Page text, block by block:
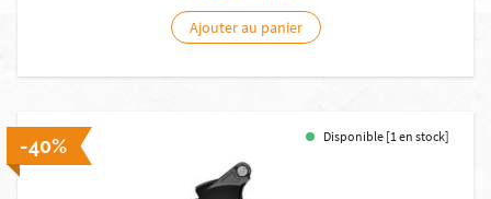
Ajouter au panier
-40% Disponible [1 en stock]